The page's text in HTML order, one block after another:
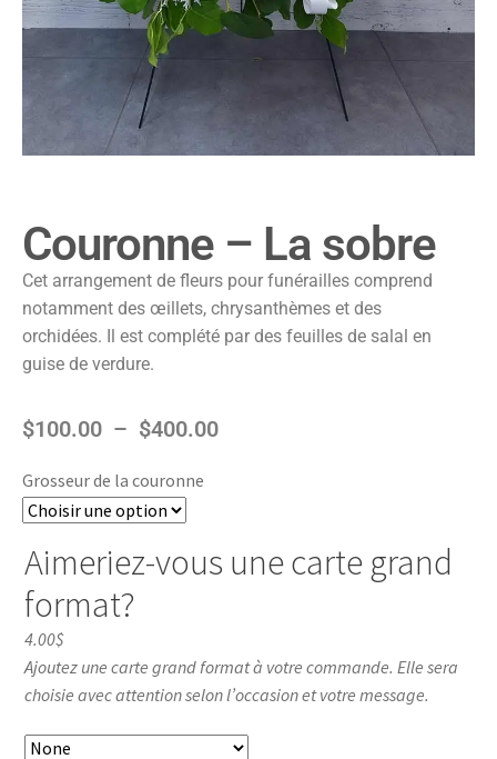
Couronne – La sobre
Cet arrangement de fleurs pour funérailles comprend
notamment des œillets, chrysanthèmes et des
orchidées. Il est complété par des feuilles de salal en
guise de verdure.
$100.00 – $400.00
Grosseur de la couronne
Aimeriez-vous une carte grand
format?
4.00$
Ajoutez une carte grand format à votre commande. Elle sera
choisie avec attention selon l’occasion et votre message.